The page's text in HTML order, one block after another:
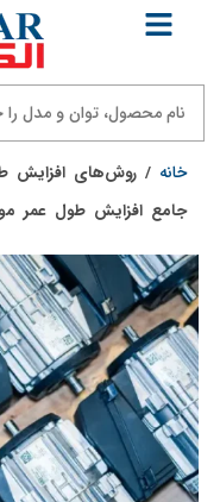
خانه / روش‌های افزایش
جامع افزایش طول عمر